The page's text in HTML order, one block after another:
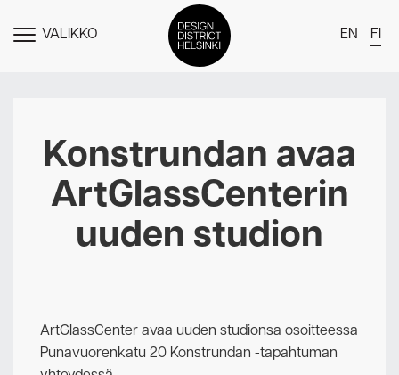
NÄYTÄVALIKKO EN FI
Jäsenet
Tapahtumat
Uutiset
Medialle
Ota yhteyttä
Konstrundan avaa
ArtGlassCenterin
uuden studion
ArtGlassCenter avaa uuden studionsa osoitteessa
Punavuorenkatu 20 Konstrundan -tapahtuman